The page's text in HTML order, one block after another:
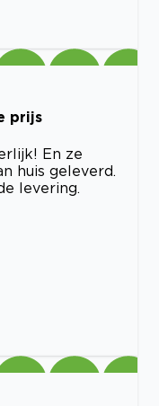
prijs
En ze
huis geleverd.
levering.